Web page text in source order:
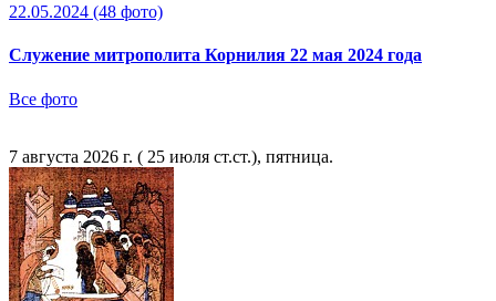
22.05.2024 (48 фото)
Служение митрополита Корнилия 22 мая 2024 года
Все фото
7 августа 2026 г. ( 25 июля ст.ст.), пятница.